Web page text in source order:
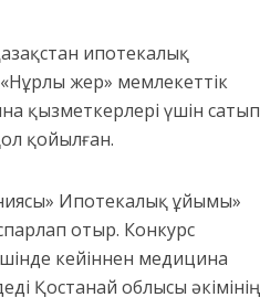
ипотекалық
жер» мемлекеттік
қызметкерлері үшін сатып
қойылған.
Ипотекалық ұйымы»
отыр. Конкурс
кейіннен медицина
Қостанай облысы әкімінің